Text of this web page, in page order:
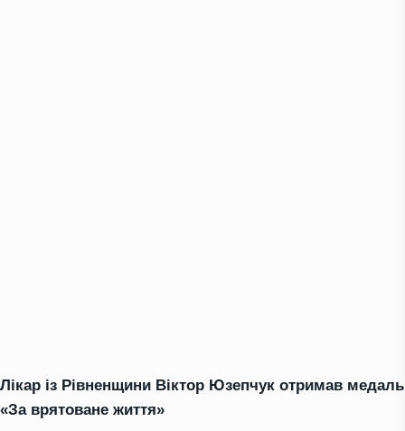
Лікар із Рівненщини Віктор Юзепчук отримав медаль
«За врятоване життя»